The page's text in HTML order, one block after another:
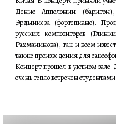
Денис Апполонин
Эрдыниева (фортепиано).
русских композиторов
Рахманинова), так и всем
также произведения для
Концерт прошел в уютном
очень тепло встречен